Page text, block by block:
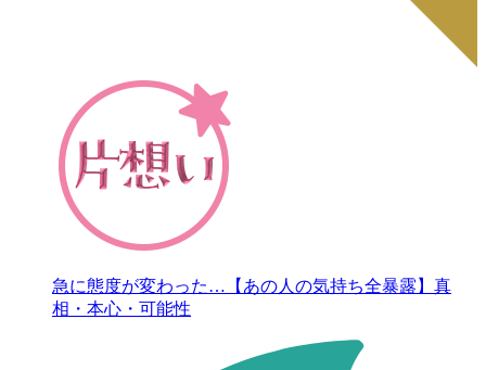
急に態度が変わった…【あの人の気持ち全暴露】真
相・本心・可能性